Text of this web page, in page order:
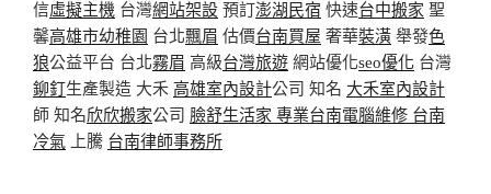
信虛擬主機 台灣網站架設 預訂澎湖民宿 快速台中搬家 聖
馨高雄市幼稚園 台北飄眉 估價台南買屋 奢華裝潢 舉發色
狼公益平台 台北霧眉 高級台灣旅遊 網站優化seo優化 台灣
鉚釘生產製造 大禾 高雄室內設計公司 知名 大禾室內設計
師 知名欣欣搬家公司 臉舒生活家 專業台南電腦維修 台南
冷氣 上騰 台南律師事務所